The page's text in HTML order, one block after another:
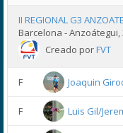
II REGIONAL G3
Barcelona - Anzoátegui,
Creado porFVT
F Joaquin
F Luis Gil/